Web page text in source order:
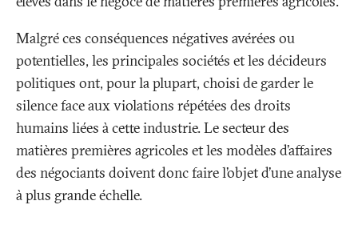
Malgré ces conséquences négatives avérées ou
potentielles, les principales sociétés et les décideurs
politiques ont, pour la plupart, choisi de garder le
silence face aux violations répétées des droits
humains liées à cette industrie. Le secteur des
matières premières agricoles et les modèles d’affaires
des négociants doivent donc faire l’objet d’une analyse
à plus grande échelle.